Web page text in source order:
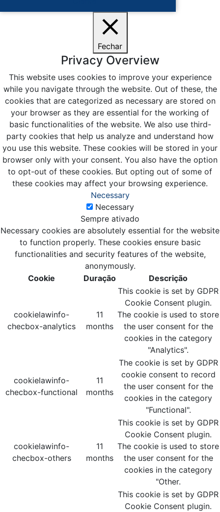
Fechar
Privacy Overview
This website uses cookies to improve your experience
while you navigate through the website. Out of these, the
cookies that are categorized as necessary are stored on
your browser as they are essential for the working of
basic functionalities of the website. We also use third-
party cookies that help us analyze and understand how
you use this website. These cookies will be stored in your
browser only with your consent. You also have the option
to opt-out of these cookies. But opting out of some of
these cookies may affect your browsing experience.
Necessary
Necessary
Sempre ativado
Necessary cookies are absolutely essential for the website
to function properly. These cookies ensure basic
functionalities and security features of the website,
anonymously.
Cookie
Duração Descrição
cookielawinfo-
checbox-analytics
11
months
This cookie is set by GDPR
Cookie Consent plugin.
The cookie is used to store
the user consent for the
cookies in the category
"Analytics".
cookielawinfo-
checbox-functional
11
months
The cookie is set by GDPR
cookie consent to record
the user consent for the
cookies in the category
"Functional".
cookielawinfo-
checbox-others
11
months
This cookie is set by GDPR
Cookie Consent plugin.
The cookie is used to store
the user consent for the
cookies in the category
"Other.
This cookie is set by GDPR
Cookie Consent plugin.